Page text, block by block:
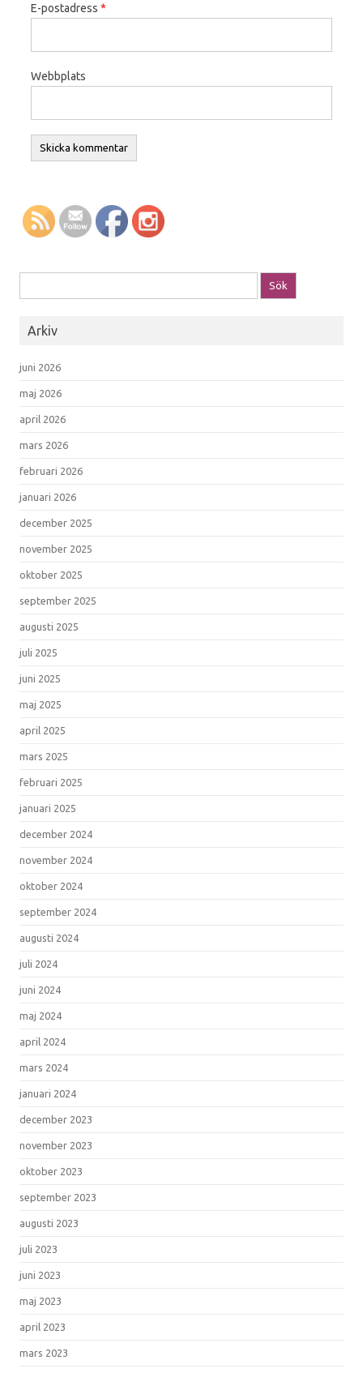
E-postadress *
Webbplats
Arkiv
juni 2026
maj 2026
april 2026
mars 2026
februari 2026
januari 2026
december 2025
november 2025
oktober 2025
september 2025
augusti 2025
juli 2025
juni 2025
maj 2025
april 2025
mars 2025
februari 2025
januari 2025
december 2024
november 2024
oktober 2024
september 2024
augusti 2024
juli 2024
juni 2024
maj 2024
april 2024
mars 2024
januari 2024
december 2023
november 2023
oktober 2023
september 2023
augusti 2023
juli 2023
juni 2023
maj 2023
april 2023
mars 2023